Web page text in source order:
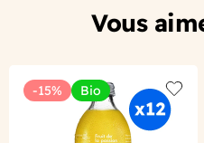
Vous
-15% Bio
Add